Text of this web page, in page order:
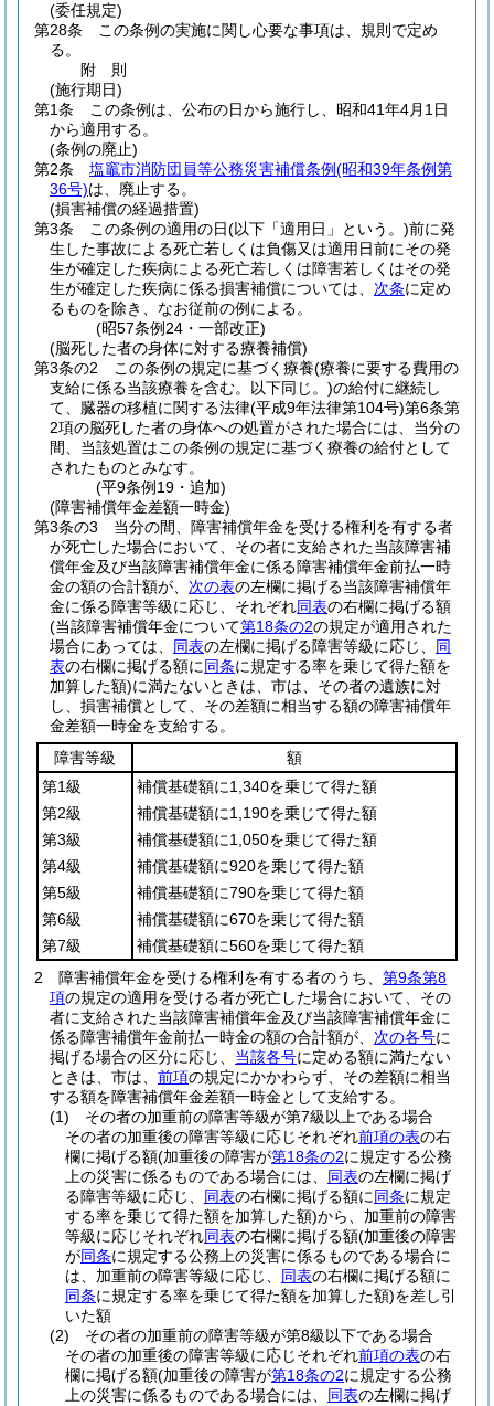
(委任規定)
第28条
この条例の実施に関し心要な事項は、規則で定め
る。
附 則
(施行期日)
第1条
この条例は、公布の日から施行し、昭和41年4月1日
から適用する。
(条例の廃止)
第2条
塩竈市消防団員等公務災害補償条例(昭和39年条例第
36号)は、廃止する。
(損害補償の経過措置)
第3条
この条例の適用の日(以下「適用日」という。)前に発
生した事故による死亡若しくは負傷又は適用日前にその発
生が確定した疾病による死亡若しくは障害若しくはその発
生が確定した疾病に係る損害補償については、 次条に定め
るものを除き、なお従前の例による。
(昭57条例24・一部改正)
(脳死した者の身体に対する療養補償)
第3条の2
この条例の規定に基づく療養(療養に要する費用の
支給に係る当該療養を含む。以下同じ。)の給付に継続し
て、臓器の移植に関する法律(平成9年法律第104号)第6条第
2項の脳死した者の身体への処置がされた場合には、当分の
間、当該処置はこの条例の規定に基づく療養の給付として
されたものとみなす。
(平9条例19・追加)
(障害補償年金差額一時金)
第3条の3
当分の間、障害補償年金を受ける権利を有する者
が死亡した場合において、その者に支給された当該障害補
償年金及び当該障害補償年金に係る障害補償年金前払一時
金の額の合計額が、 次の表の左欄に掲げる当該障害補償年
金に係る障害等級に応じ、それぞれ同表の右欄に掲げる額
(当該障害補償年金について第18条の2の規定が適用された
場合にあっては、 同表の左欄に掲げる障害等級に応じ、 同
表の右欄に掲げる額に同条に規定する率を乗じて得た額を
加算した額)に満たないときは、市は、その者の遺族に対
し、損害補償として、その差額に相当する額の障害補償年
金差額一時金を支給する。
障害等級
額
第1級
補償基礎額に1,340を乗じて得た額
第2級
補償基礎額に1,190を乗じて得た額
第3級
補償基礎額に1,050を乗じて得た額
第4級
補償基礎額に920を乗じて得た額
第5級
補償基礎額に790を乗じて得た額
第6級
補償基礎額に670を乗じて得た額
第7級
補償基礎額に560を乗じて得た額
2
障害補償年金を受ける権利を有する者のうち、 第9条第8
項の規定の適用を受ける者が死亡した場合において、その
者に支給された当該障害補償年金及び当該障害補償年金に
係る障害補償年金前払一時金の額の合計額が、 次の各号に
掲げる場合の区分に応じ、 当該各号に定める額に満たない
ときは、市は、 前項の規定にかかわらず、その差額に相当
する額を障害補償年金差額一時金として支給する。
(1)
その者の加重前の障害等級が第7級以上である場合
その者の加重後の障害等級に応じそれぞれ前項の表の右
欄に掲げる額(加重後の障害が第18条の2に規定する公務
上の災害に係るものである場合には、 同表の左欄に掲げ
る障害等級に応じ、 同表の右欄に掲げる額に同条に規定
する率を乗じて得た額を加算した額)から、加重前の障害
等級に応じそれぞれ同表の右欄に掲げる額(加重後の障害
が同条に規定する公務上の災害に係るものである場合に
は、加重前の障害等級に応じ、 同表の右欄に掲げる額に
同条に規定する率を乗じて得た額を加算した額)を差し引
いた額
(2)
その者の加重前の障害等級が第8級以下である場合
その者の加重後の障害等級に応じそれぞれ前項の表の右
欄に掲げる額(加重後の障害が第18条の2に規定する公務
上の災害に係るものである場合には、 同表の左欄に掲げ